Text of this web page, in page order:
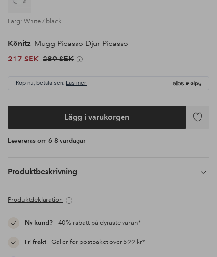
Färg: White / black
Könitz Mugg Picasso Djur Picasso
217 SEK 289 SEK
Köp nu, betala sen. Läs mer
Lägg i varukorgen
Lägg
Levereras om 6-8 vardagar
Produktbeskrivning
Produktdeklaration
Ny kund?– 40% rabatt på dyraste varan*
Fri frakt– Gäller för postpaket över 599 kr*